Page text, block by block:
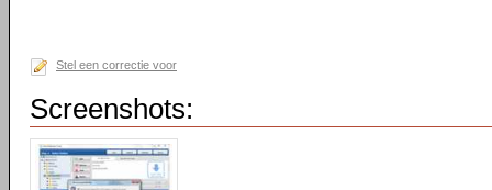
Stel een correctie voor
Screenshots: